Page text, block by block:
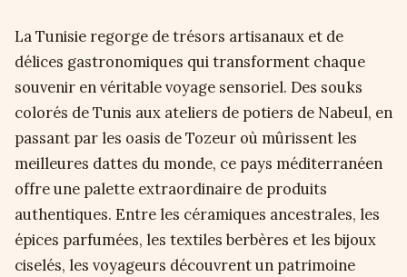
La Tunisie regorge de trésors artisanaux et de
délices gastronomiques qui transforment chaque
souvenir en véritable voyage sensoriel. Des souks
colorés de Tunis aux ateliers de potiers de Nabeul, en
passant par les oasis de Tozeur où mûrissent les
meilleures dattes du monde, ce pays méditerranéen
offre une palette extraordinaire de produits
authentiques. Entre les céramiques ancestrales, les
épices parfumées, les textiles berbères et les bijoux
ciselés, les voyageurs découvrent un patrimoine